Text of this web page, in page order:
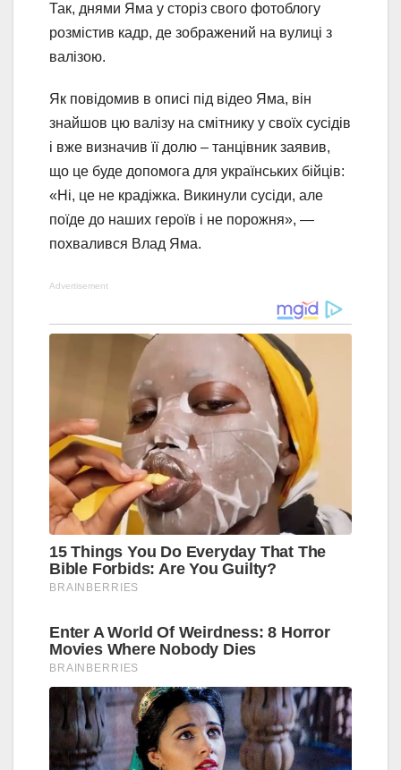
Так, днями Яма у сторіз свого фотоблогу
розмістив кадр, де зображений на вулиці з
валізою.
Як повідомив в описі під відео Яма, він
знайшов цю валізу на смітнику у своїх сусідів
і вже визначив її долю – танцівник заявив,
що це буде допомога для українських бійців:
«Ні, це не крадіжка. Викинули сусіди, але
поїде до наших героїв і не порожня», —
похвалився Влад Яма.
Advertisement